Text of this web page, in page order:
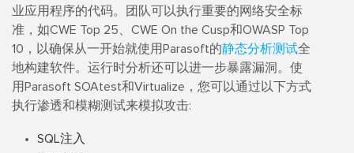
业应用程序的代码。团队可以执行重要的网络安全标
准，如CWE Top 25、CWE On the Cusp和OWASP Top
10，以确保从一开始就使用Parasoft的静态分析测试全
地构建软件。运行时分析还可以进一步暴露漏洞。使
用Parasoft SOAtest和Virtualize，您可以通过以下方式
执行渗透和模糊测试来模拟攻击:
SQL注入